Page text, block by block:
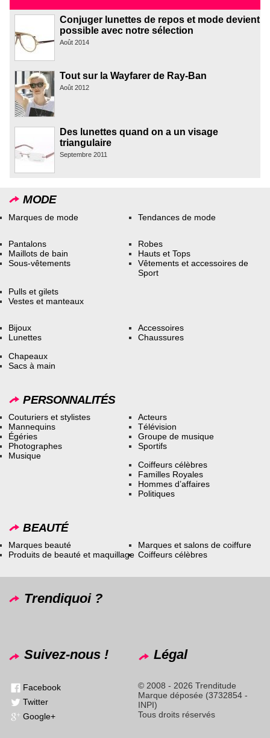
Conjuger lunettes de repos et mode devient
possible avec notre sélection
Août 2014
Tout sur la Wayfarer de Ray-Ban
Août 2012
Des lunettes quand on a un visage
triangulaire
Septembre 2011
MODE
Marques de mode Tendances de mode
Pantalons
Maillots de bain
Sous-vêtements
Robes
Hauts et Tops
Vêtements et accessoires de
Sport
Pulls et gilets
Vestes et manteaux
Bijoux
Lunettes
Accessoires
Chaussures
Chapeaux
Sacs à main
PERSONNALITÉS
Couturiers et stylistes
Mannequins
Égéries
Photographes
Musique
Acteurs
Télévision
Groupe de musique
Sportifs
Coiffeurs célèbres
Familles Royales
Hommes d’affaires
Politiques
BEAUTÉ
Marques beauté
Produits de beauté et maquillage
Marques et salons de coiffure
Coiffeurs célèbres
Trendiquoi ?
Suivez-nous !
Facebook
Twitter
Google+
Légal
© 2008 - 2026 Trenditude
Marque déposée (3732854 -
INPI)
Tous droits réservés